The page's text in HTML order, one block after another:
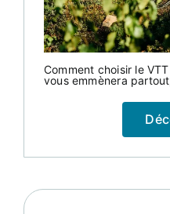
Comment choisir le
vous emmènera